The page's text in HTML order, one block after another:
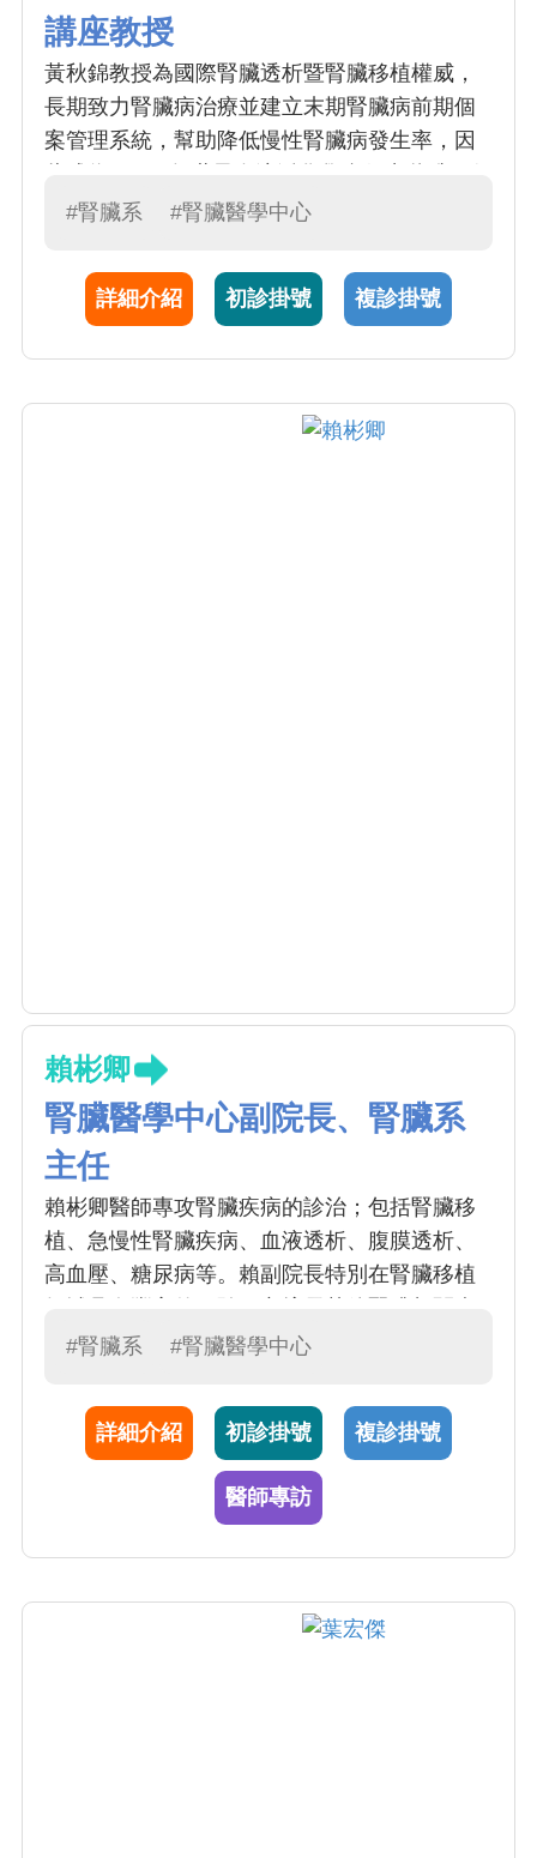
講座教授
黃秋錦教授為國際腎臟透析暨腎臟移植權威，
長期致力腎臟病治療並建立末期腎臟病前期個
案管理系統，幫助降低慢性腎臟病發生率，因
獎人，也是華人地區第一位獲此殊榮的腎臟科
植以及各種腎臟疾病的診治經驗豐富，是國際
知名的腎臟專家。黃教授帶領之腎臟醫學中
並致力於建立居家透析安全監控系統，期待能
為台灣末期腎病病人提供頂級血液透析治療。
#腎臟系 #腎臟醫學中心
詳細介紹 初診掛號 複診掛號
賴彬卿
腎臟醫學中心副院長、腎臟系
主任
賴彬卿醫師專攻腎臟疾病的診治；包括腎臟移
植、急慢性腎臟疾病、血液透析、腹膜透析、
高血壓、糖尿病等。賴副院長特別在腎臟移植
病。腎臟疾病通常以血尿、蛋白尿、電解質異
功能衰竭（簡稱慢性腎衰）的病人必須考慮接
受血液透析、腹膜透析或腎臟移植治療。
#腎臟系 #腎臟醫學中心
詳細介紹 初診掛號 複診掛號
醫師專訪